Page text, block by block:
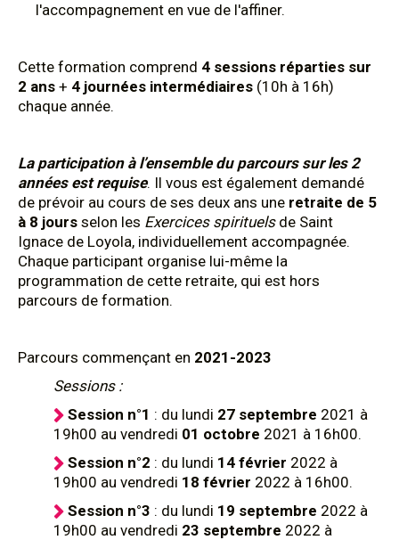
l'accompagnement en vue de l'affiner.
Cette formation comprend 4 sessions réparties sur
2 ans + 4 journées intermédiaires (10h à 16h)
chaque année.
La participation à l’ensemble du parcours sur les 2
années est requise. Il vous est également demandé
de prévoir au cours de ses deux ans une retraite de 5
à 8 jours selon les Exercices spirituelsde Saint
Ignace de Loyola, individuellement accompagnée.
Chaque participant organise lui-même la
programmation de cette retraite, qui est hors
parcours de formation.
Parcours commençant en 2021-2023
Sessions :
Session n°1 : du lundi 27 septembre 2021 à
19h00 au vendredi 01 octobre 2021 à 16h00.
Session n°2 : du lundi 14 février 2022 à
19h00 au vendredi 18 février 2022 à 16h00.
Session n°3 : du lundi 19 septembre 2022 à
19h00 au vendredi 23 septembre 2022 à